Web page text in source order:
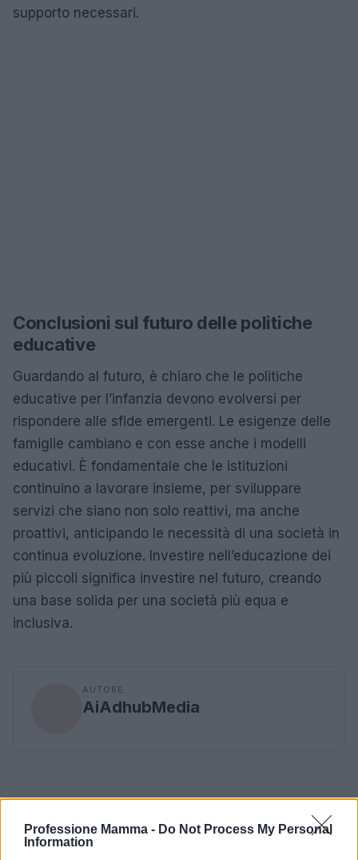
Professione Mamma - Do Not Process My Personal
Information
supporto necessari.
Conclusioni sul futuro delle politiche
educative
Guardando al futuro, è chiaro che le politiche
educative per l’infanzia devono evolversi per
rispondere alle sfide emergenti. Le esigenze delle
famiglie cambiano e con esse anche i modelli
educativi. È fondamentale che le istituzioni
continuino a lavorare insieme, per sviluppare
servizi che siano non solo reattivi, ma anche
proattivi, anticipando le necessità di una società in
continua evoluzione. Investire nell’educazione dei
più piccoli significa investire nel futuro, creando
una base solida per una società più equa e
inclusiva.
AUTORE
AiAdhubMedia